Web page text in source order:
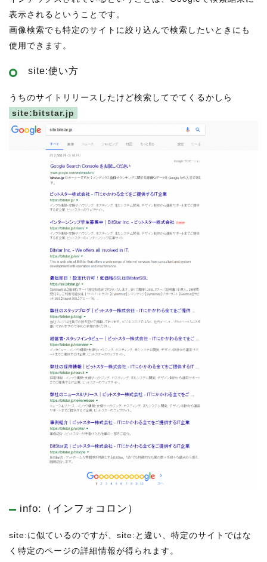
表示されるということです。
画像検索でも特定のサイトに絞り込んで検索したいときにも
使用できます。
site:使い方
うちのサイトリリースしたけど検索してでてくるかしら
site:bitstar.jp
info:（インフォコロン）
site:に似ているのですが、site:と違い、特定のサイトではな
く特定のページの詳細情報が得られます。